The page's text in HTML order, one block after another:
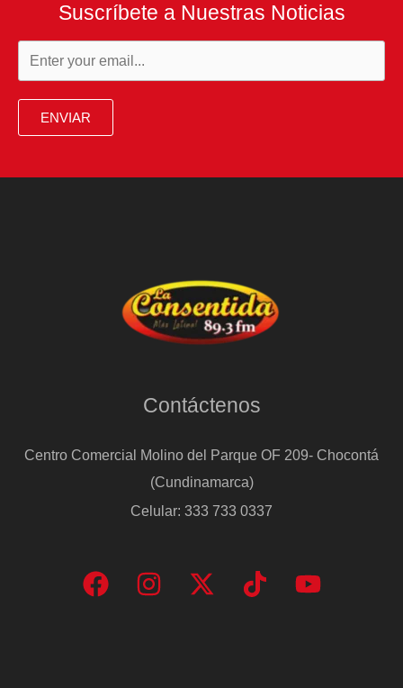
Suscríbete a Nuestras Noticias
ENVIAR
Contáctenos
Centro Comercial Molino del Parque OF 209- Chocontá
(Cundinamarca)
Celular: 333 733 0337